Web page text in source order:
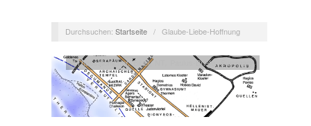
Durchsuchen: Startseite / Glaube-Liebe-Hoffnung
1Thessalonicher,Bibel, Paulus-Briefe,Summary